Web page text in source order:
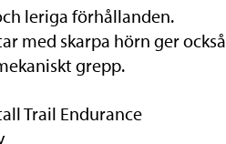
leriga förhållanden.
med skarpa hörn ger också
grepp.
Trail Endurance